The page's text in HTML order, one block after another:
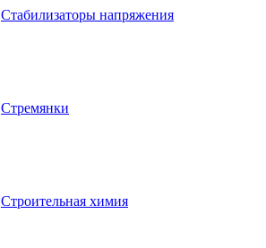
Стабилизаторы напряжения
Стремянки
Строительная химия